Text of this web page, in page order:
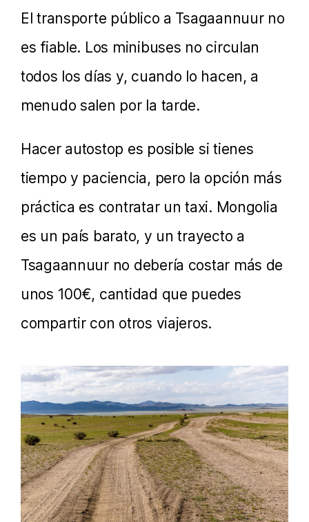
El transporte público a Tsagaannuur no
es fiable. Los minibuses no circulan
todos los días y, cuando lo hacen, a
menudo salen por la tarde.
Hacer autostop es posible si tienes
tiempo y paciencia, pero la opción más
práctica es contratar un taxi. Mongolia
es un país barato, y un trayecto a
Tsagaannuur no debería costar más de
unos 100€, cantidad que puedes
compartir con otros viajeros.